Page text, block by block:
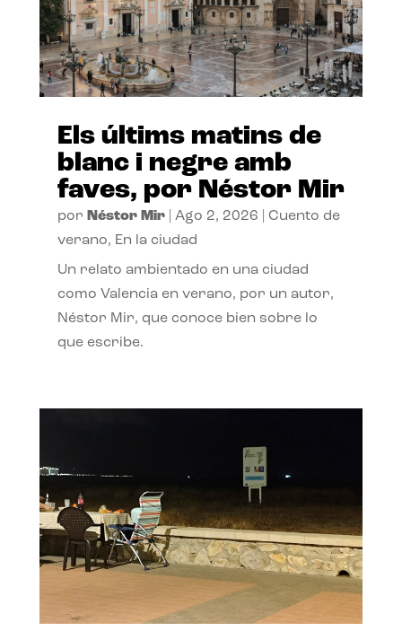
Els últims matins de
blanc i negre amb
faves, por Néstor Mir
por Néstor Mir| Ago 2, 2026
Cuento de
verano, En la ciudad
Un relato ambientado en una ciudad
como Valencia en verano, por un autor,
Néstor Mir, que conoce bien sobre lo
que escribe.